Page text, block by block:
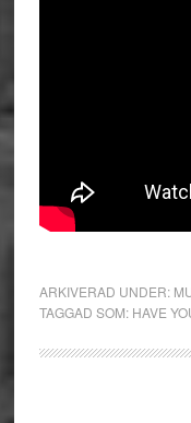
ARKIVERAD UNDER:
TAGGAD SOM: HAVE